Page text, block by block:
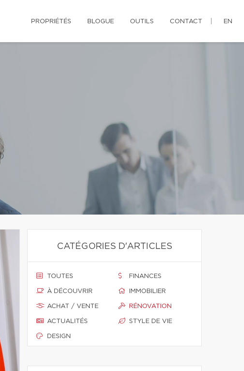
PROPRIÉTÉS BLOGUE OUTILS CONTACT EN
CATÉGORIES D'ARTICLES
TOUTES
À DÉCOUVRIR
ACHAT / VENTE
ACTUALITÉS
DESIGN
FINANCES
IMMOBILIER
RÉNOVATION
STYLE DE VIE